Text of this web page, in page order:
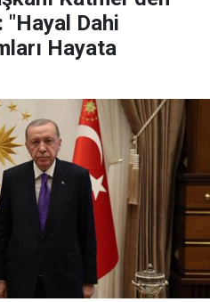
"Hayal Dahi
Hayata